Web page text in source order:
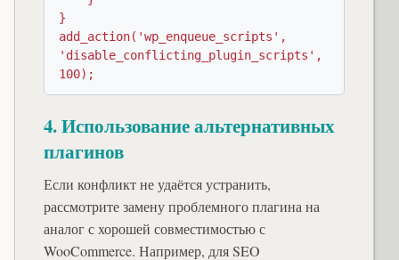
}
add_action('wp_enqueue_scripts',
'disable_conflicting_plugin_scripts',
100);
4. Использование альтернативных
плагинов
Если конфликт не удаётся устранить,
рассмотрите замену проблемного плагина на
аналог с хорошей совместимостью с
WooCommerce. Например, для SEO